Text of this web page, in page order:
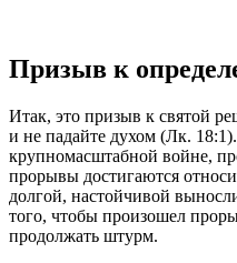
Призыв к
Итак, это призыв к святой
и не падайте духом (Лк.
крупномасштабной войне,
прорывы достигаются
долгой, настойчивой
того, чтобы произошел
продолжать штурм.